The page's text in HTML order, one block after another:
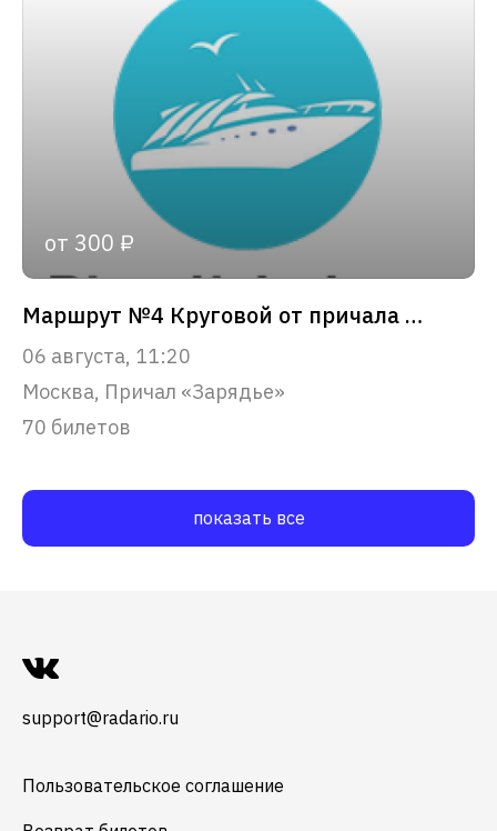
от 300 ₽
Маршрут №4 Круговой от причала «Зарядье»
06 августа, 11:20
Москва, Причал «Зарядье»
70 билетов
показать все
support@radario.ru
Пользовательское соглашение